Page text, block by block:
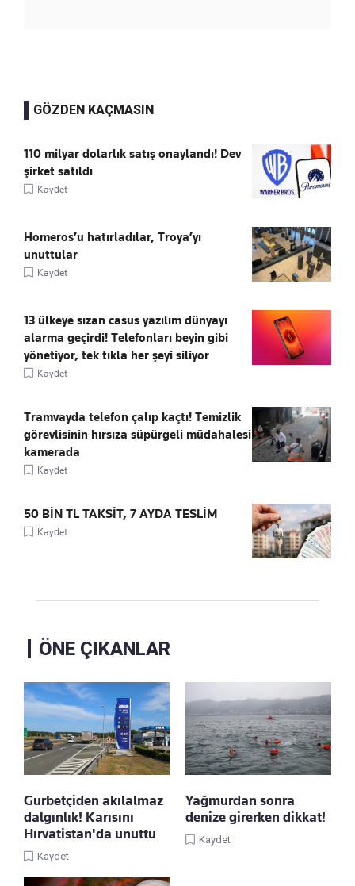
GÖZDEN KAÇMASIN
110 milyar dolarlık satış onaylandı! Dev
şirket satıldı
Kaydet
Homeros’u hatırladılar, Troya’yı
unuttular
Kaydet
13 ülkeye sızan casus yazılım dünyayı
alarma geçirdi! Telefonları beyin gibi
yönetiyor, tek tıkla her şeyi siliyor
Kaydet
Tramvayda telefon çalıp kaçtı! Temizlik
görevlisinin hırsıza süpürgeli müdahalesi
kamerada
Kaydet
50 BİN TL TAKSİT, 7 AYDA TESLİM
Kaydet
ÖNE ÇIKANLAR
Gurbetçiden akılalmaz
dalgınlık! Karısını
Hırvatistan'da unuttu
Kaydet
Yağmurdan sonra
denize girerken dikkat!
Kaydet